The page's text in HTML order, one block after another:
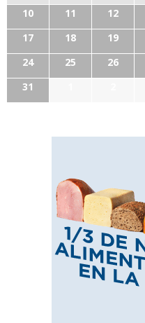
10
11 12
17
18 19
24
25 26
31